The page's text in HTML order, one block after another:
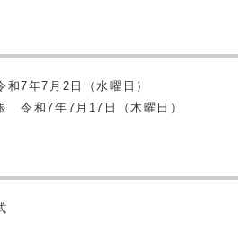
7年7月2日（水曜日）
令和7年7月17日（木曜日）